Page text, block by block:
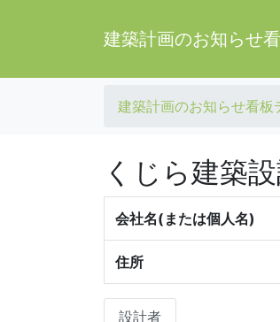
建築計画のお知らせ
建築計画のお知らせ看板
くじら建築
会社名(または個人名)
住所
設計者